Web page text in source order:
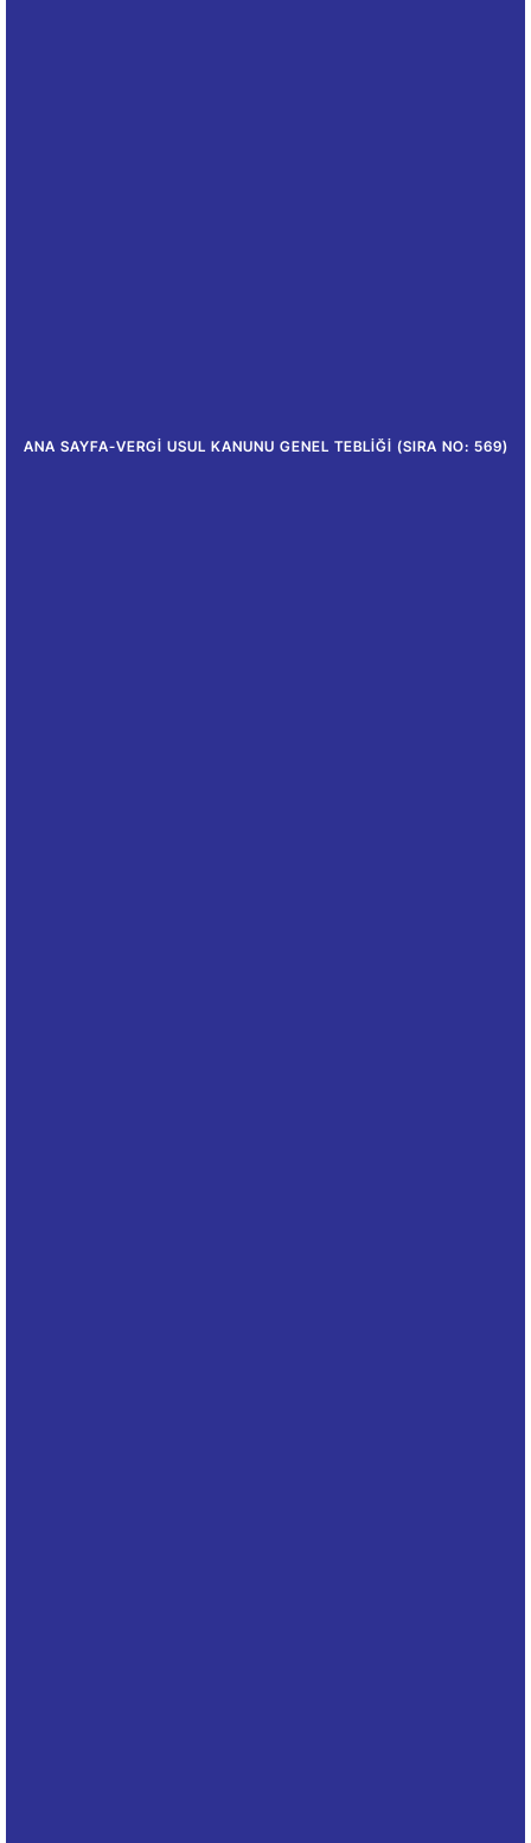
ANA SAYFA-VERGI USUL KANUNU GENEL TEBLIĞI (SIRA NO: 569)